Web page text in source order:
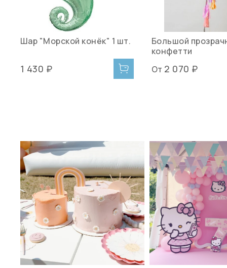
Шар "Морской конёк" 1 шт.
1 430 ₽
Большой
конфетти
От 2 070 ₽